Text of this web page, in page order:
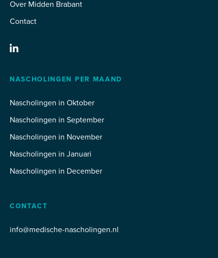
Over Midden Brabant
Contact
NASCHOLINGEN PER MAAND
Nascholingen in Oktober
Nascholingen in September
Nascholingen in November
Nascholingen in Januari
Nascholingen in December
CONTACT
info@medische-nascholingen.nl